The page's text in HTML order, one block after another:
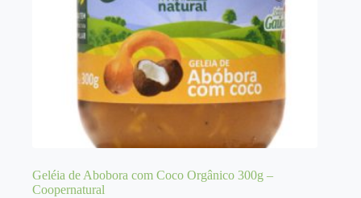
Geléia de Abobora com Coco Orgânico 300g –
Coopernatural